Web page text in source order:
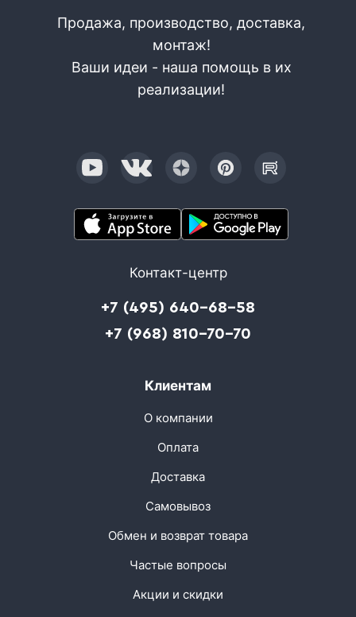
Продажа, производство, доставка,
монтаж!
Ваши идеи - наша помощь в их
реализации!
Контакт-центр
+7 (495) 640-68-58
+7 (968) 810-70-70
Клиентам
О компании
Оплата
Доставка
Самовывоз
Обмен и возврат товара
Частые вопросы
Акции и скидки